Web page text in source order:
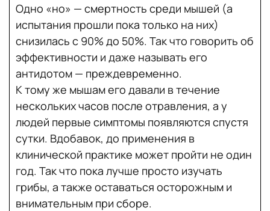
Одно «но» — смертность среди мышей (а
испытания прошли пока только на них)
снизилась с 90% до 50%. Так что говорить об
эффективности и даже называть его
антидотом — преждевременно.
К тому же мышам его давали в течение
нескольких часов после отравления, а у
людей первые симптомы появляются спустя
сутки. Вдобавок, до применения в
клинической практике может пройти не один
год. Так что пока лучше просто изучать
грибы, а также оставаться осторожным и
внимательным при сборе.